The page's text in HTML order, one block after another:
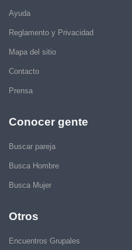
Ayuda
Reglamento y Privacidad
Mapa del sitio
Contacto
Prensa
Conocer gente
Buscar pareja
Busca Hombre
Busca Mujer
Otros
Encuentros Grupales